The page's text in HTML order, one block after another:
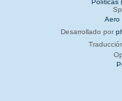
Aero
Desarrollado por